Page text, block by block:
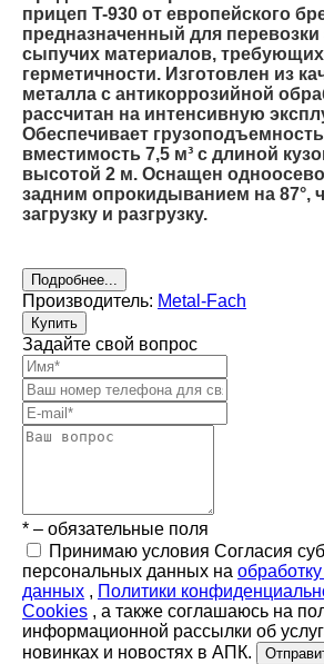
прицеп T-930 от европейского
предназначенный для перевозки
сыпучих материалов,
герметичности. Изготовлен из
металла с антикоррозийной
рассчитан на интенсивную
Обеспечивает
вместимость 7,5 м³ с длиной
высотой 2 м. Оснащен
задним опрокидыванием на 87°,
загрузку и разгрузку.
Подробнее...
Производитель: Metal-Fach
Купить
Задайте свой вопрос
* – обязательные поля
Принимаю условия Согласия
персональных данных на
данных , Политики
Cookies , а также соглашаюсь на
информационной рассылки об
новинках и новостях в АПК.